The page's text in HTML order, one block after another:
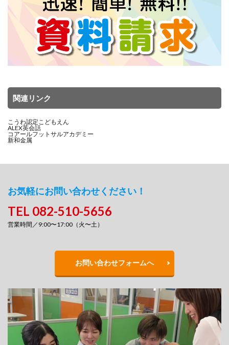
関連リンク
こうわ認定こどもえん
ALEX英会話
コアールフットサルアカデミー
新和金属
お気軽にお問い合わせください！
TEL 082-510-5656
営業時間／9:00〜17:00（火〜土）
お問い合わせフォームへ